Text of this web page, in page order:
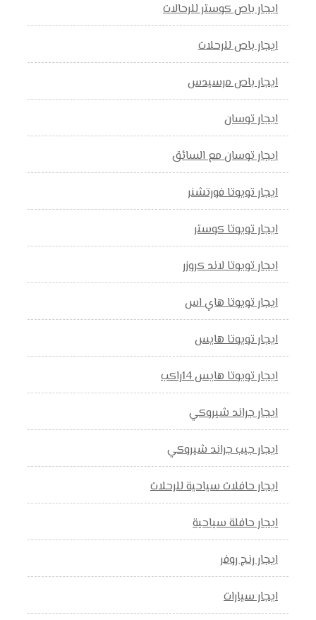
ايجار باص كوستر للرحالات
ايجار باص للرحلات
ايجار باص مرسيدس
ايجار توسان
ايجار توسان مع السائق
ايجار تويوتا فورتشنر
ايجار تويوتا كوستر
ايجار تويوتا لاند كروزر
ايجار تويوتا هاي اس
ايجار تويوتا هايس
ايجار تويوتا هايس 14راكب
ايجار جراند شيروكي
ايجار جيب جراند شيروكي
ايجار حافلات سياحية للرحلات
ايجار حافلة سياحية
ايجار رنج روفر
ايجار سيارات